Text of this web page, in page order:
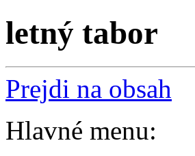
letný tabor
Prejdi na obsah
Hlavné menu: